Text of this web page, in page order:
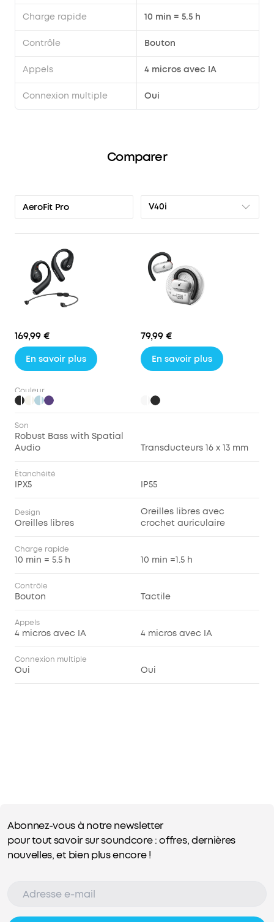
Charge rapide 10 min = 5.5 h
Contrôle Bouton
Appels 4 micros avec IA
Connexion multiple Oui
Comparer
AeroFit Pro V40i
169,99 € 79,99 €
En savoir plus En savoir plus
Couleur
Son
Robust Bass with Spatial
Audio
Transducteurs 16 x 13 mm
Étanchéité
IPX5 IP55
Design
Oreilles libres
Oreilles libres avec
crochet auriculaire
Charge rapide
10 min = 5.5 h 10 min =1.5 h
Contrôle
Bouton Tactile
Appels
4 micros avec IA 4 micros avec IA
Connexion multiple
Oui Oui
Abonnez-vous à notre newsletter
pour tout savoir sur soundcore : offres, dernières
nouvelles, et bien plus encore !